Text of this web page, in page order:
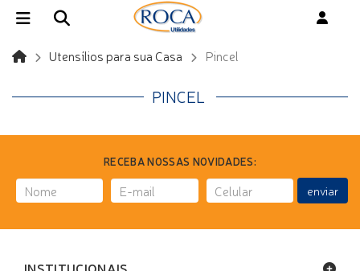
Utensílios para sua Casa Pincel
PINCEL
RECEBA NOSSAS NOVIDADES:
enviar